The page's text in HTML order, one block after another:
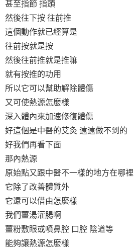
甚至指節 指頭
然後往下按 往前推
這個動作就已經算是
往前按就是按
然後往前推就是推嘛
就有按推的功用
所以它可以幫助解除體傷
又可使熱源怎麼樣
深入體內來加速修復體傷
好這個是中醫的艾灸 遠遠做不到的
好我們再看下面
那內熱源
原始點又跟中醫不一樣的地方在哪裡
它除了改善體質外
它還可以借由怎麼樣
我們薑湯灌腸啊
薑粉敷眼或噴鼻腔 口腔 陰道等
能夠讓熱源怎麼樣